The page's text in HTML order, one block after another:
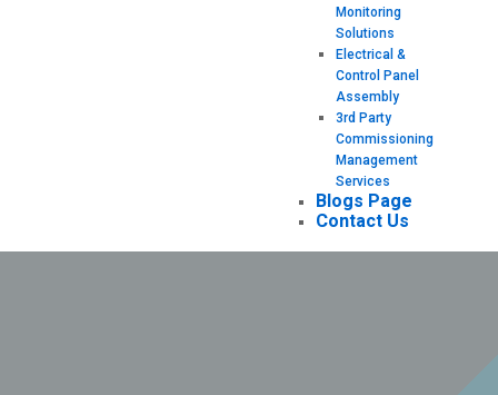
Monitoring
Solutions
Electrical &
Control Panel
Assembly
3rd Party
Commissioning
Management
Services
Blogs Page
Contact Us